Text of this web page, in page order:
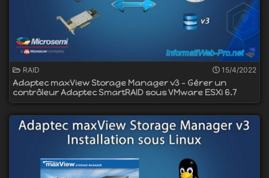
RAID 15/4/2022
Adaptec maxView Storage Manager v3 - Gérer un
contrôleur Adaptec SmartRAID sous VMware ESXi 6.7